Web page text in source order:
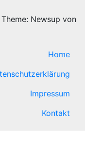
Theme: Newsup von
Home
Impressum
Kontakt